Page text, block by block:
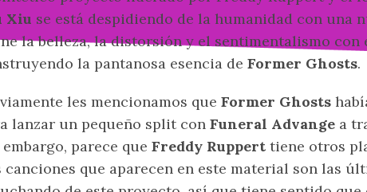
Xiu se está despidiendo de la humanidad con una
la belleza, la distorsión y el sentimentalismo con
la pantanosa esencia de Former Ghosts.
les mencionamos que Former Ghosts
lanzar un pequeño split con Funeral Advange a
embargo, parece que Freddy Ruppert tiene otros
canciones que aparecen en este material son las